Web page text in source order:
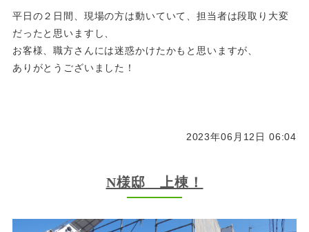
平日の２日間、現場の方は動いていて、担当者は段取り大変
だったと思いますし、
お客様、職方さんには迷惑かけたかもと思いますが、
ありがとうございました！
2023年06月12日 06:04
N様邸 上棟！